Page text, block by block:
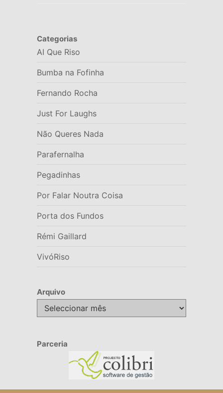
Categorias
AI Que Riso
Bumba na Fofinha
Fernando Rocha
Just For Laughs
Não Queres Nada
Parafernalha
Pegadinhas
Por Falar Noutra Coisa
Porta dos Fundos
Rémi Gaillard
VivóRiso
Arquivo
Arquivo
Parceria